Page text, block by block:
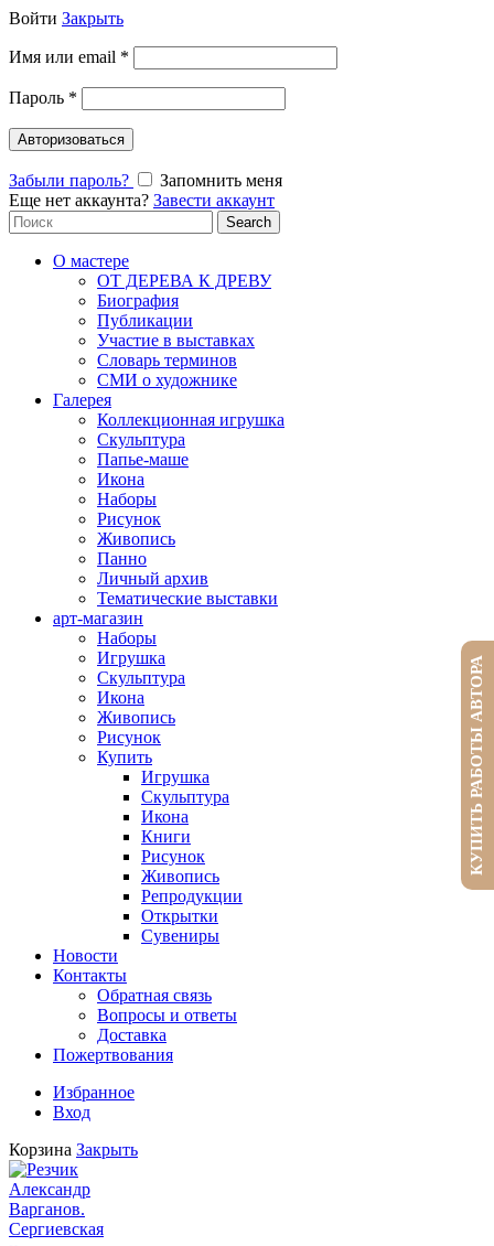
Войти Закрыть
Имя или email *
Пароль *
Авторизоваться
Забыли пароль?
Запомнить меня
Еще нет аккаунта? Завести аккаунт
Search
for:
Search
О мастере
ОТ ДЕРЕВА К ДРЕВУ
Биография
Публикации
Участие в выставках
Словарь терминов
СМИ о художнике
Галерея
Коллекционная игрушка
Скульптура
Папье-маше
Икона
Наборы
Рисунок
Живопись
Панно
Личный архив
Тематические выставки
арт-магазин
Наборы
Игрушка
Скульптура
Икона
Живопись
Рисунок
Купить
Игрушка
Скульптура
Икона
Книги
Рисунок
Живопись
Репродукции
Открытки
Сувениры
Новости
Контакты
Обратная связь
Вопросы и ответы
Доставка
Пожертвования
Избранное
Вход
Корзина Закрыть
КУПИТЬ РАБОТЫ АВТОРА